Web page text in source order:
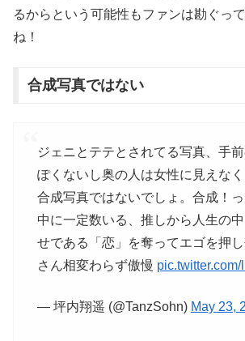
るからという可能性もファンは勘ぐっ
ね！
合成写真ではない
ジェニとテテとされてる写真、手
ぽくないし奥の人は女性に見えなく
合成写真ではないでしょ。合成！
中に一定数いる、推しから人生の
せである「恋」を奪ってエゴを押
さん相変わらず傲慢
— 坪内翔遥 (@TanzSohn) May 23,